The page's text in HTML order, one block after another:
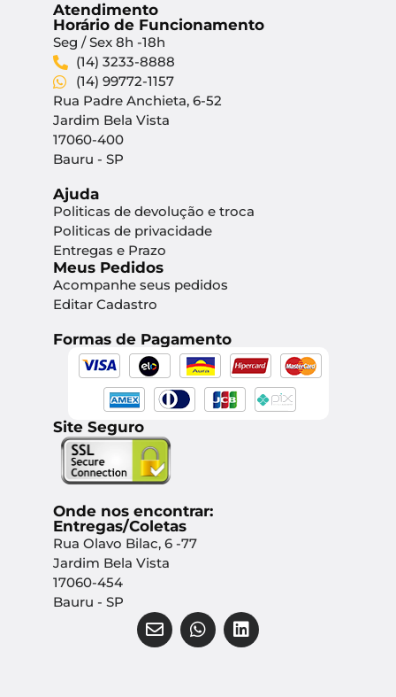
Atendimento
Horário de Funcionamento
Seg / Sex 8h -18h
(14) 3233-8888
(14) 99772-1157
Rua Padre Anchieta, 6-52
Jardim Bela Vista
17060-400
Bauru - SP
Ajuda
Politicas de devolução e troca
Politicas de privacidade
Entregas e Prazo
Meus Pedidos
Acompanhe seus pedidos
Editar Cadastro
Formas de Pagamento
Site Seguro
Onde nos encontrar:
Entregas/Coletas
Rua Olavo Bilac, 6 -77
Jardim Bela Vista
17060-454
Bauru - SP